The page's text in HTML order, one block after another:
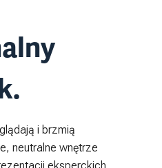
i brzmią
neutralne wnętrze